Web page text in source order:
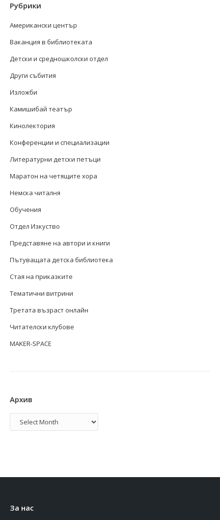
Рубрики
Американски център
Ваканция в библиотеката
Детски и средношколски отдел
Други събития
Изложби
Камишибай театър
Кинолектория
Конференции и специализации
Литературни детски петъци
Маратон на четящите хора
Немска читалня
Обучения
Отдел Изкуство
Представяне на автори и книги
Пътуващата детска библиотека
Стая на приказките
Тематични витрини
Третата възраст онлайн
Читателски клубове
MAKER-SPACE
Архив
Архив
За нас